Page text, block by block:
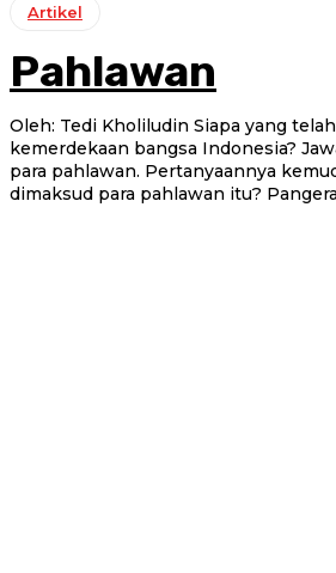
Artikel
Pahlawan
Oleh: Tedi Kholiludin Siapa yang
kemerdekaan bangsa Indonesia?
para pahlawan. Pertanyaannya
dimaksud para pahlawan itu?